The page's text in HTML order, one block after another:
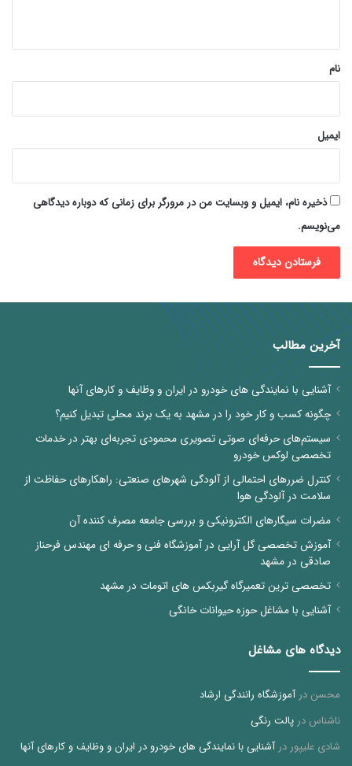
نام
ایمیل
ذخیره نام، ایمیل و وبسایت من در مرورگر برای زمانی که دوباره دیدگاهی
می‌نویسم.
آخرین مطالب
آشنایی با نمایندگی های خودرو در ایران و وظایف و کارهای آنها
چگونه کسب و کار خود را در مشهد به یک برند محلی تبدیل کنیم؟
سیستم‌های حرفه‌ای صوتی تصویری محمودی تجربه‌ای بهتر در خدمات
تخصصی لوکس خودرو
کنترل ضررهای احتمالی از آلودگی شهرهای صنعتی: راهکارهای حفاظت از
سلامت در آلودگی هوا
مضرات سیگارهای الکترونیکی و بررسی جامعه مصرف کننده آن
آموزش تخصصی گل آرایی در آموزشگاه فنی و حرفه ای مهندس فرحناز
صادقی در مشهد
تخصصی ترین تعمیرگاه گیربکس های اتومات در مشهد
آشنایی با مشاغل حوزه حیوانات خانگی
دیدگاه های مشاغل
محسن درآموزشگاه رانندگی ارشاد
ناشناس درپالت رنگی
شادی علیپوردرآشنایی با نمایندگی های خودرو در ایران و وظایف و کارهای آنها